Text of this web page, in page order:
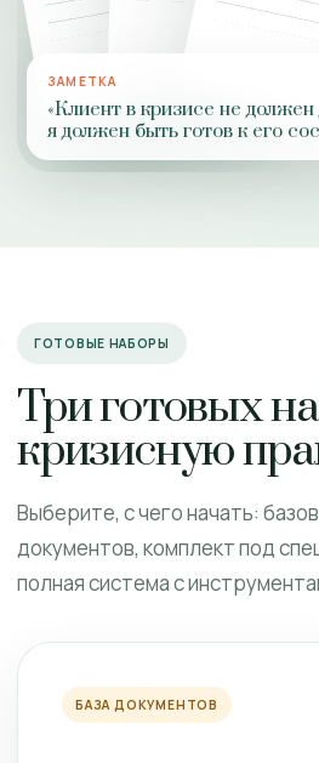
ЗАМЕТКА
«Клиент в кризисе не
я должен быть готов к его
ГОТОВЫЕ НАБОРЫ
Три готовых
кризисную
Выберите, с чего начать:
документов, комплект под
полная система с
БАЗА ДОКУМЕНТОВ